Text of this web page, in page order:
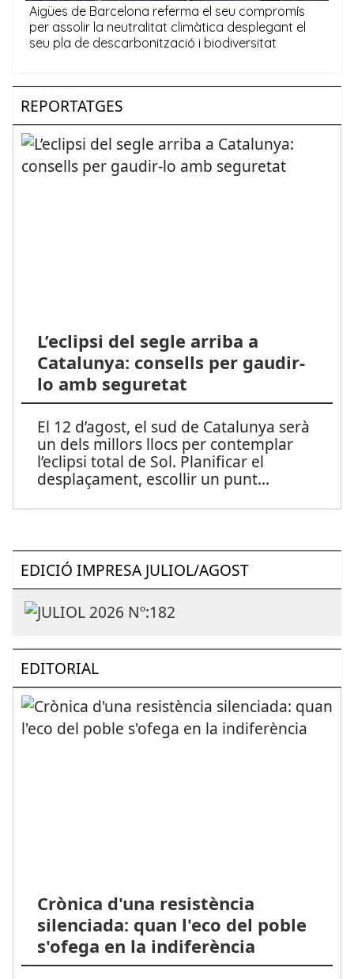
REPORTATGES
L’eclipsi del segle arriba a
Catalunya: consells per gaudir-
lo amb seguretat
El 12 d’agost, el sud de Catalunya serà
un dels millors llocs per contemplar
l’eclipsi total de Sol. Planificar el
desplaçament, escollir un punt...
EDICIÓ IMPRESA JULIOL/AGOST
EDITORIAL
Crònica d'una resistència
silenciada: quan l'eco del poble
s'ofega en la indiferència